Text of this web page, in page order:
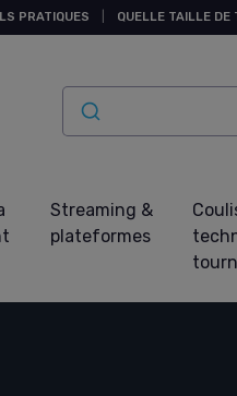
PRATIQUES QUELLE TAILLE DE
Streaming &
plateformes